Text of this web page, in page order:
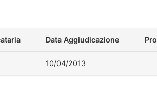
Data Aggiudicazione
10/04/2013